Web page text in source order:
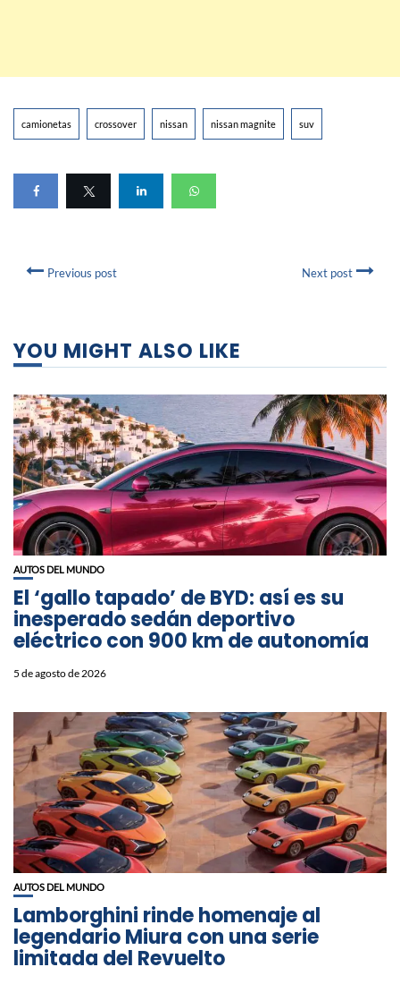
camionetas crossover nissan nissan magnite suv
Previous post Next post
YOU MIGHT ALSO LIKE
AUTOS DEL MUNDO
El ‘gallo tapado’ de BYD: así es su
inesperado sedán deportivo
eléctrico con 900 km de autonomía
5 de agosto de 2026
AUTOS DEL MUNDO
Lamborghini rinde homenaje al
legendario Miura con una serie
limitada del Revuelto